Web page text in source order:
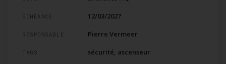
ÉCHÉANCE 12/03/2027
RESPONSABLE Pierre Vermeer
TAGS sécurité, ascenseur